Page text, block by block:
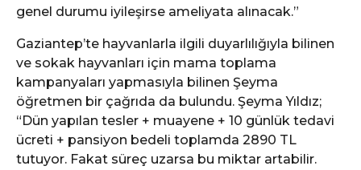
genel durumu iyileşirse ameliyata alınacak.”
Gaziantep’te hayvanlarla ilgili duyarlılığıyla bilinen
ve sokak hayvanları için mama toplama
kampanyaları yapmasıyla bilinen Şeyma
öğretmen bir çağrıda da bulundu. Şeyma Yıldız;
“Dün yapılan tesler + muayene + 10 günlük tedavi
ücreti + pansiyon bedeli toplamda 2890 TL
tutuyor. Fakat süreç uzarsa bu miktar artabilir.